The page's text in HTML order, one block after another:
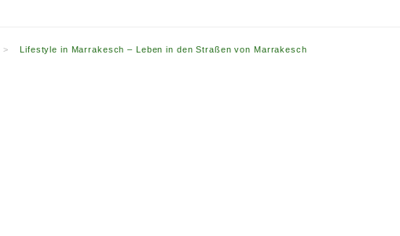
> Lifestyle in Marrakesch – Leben in den Straßen von Marrakesch